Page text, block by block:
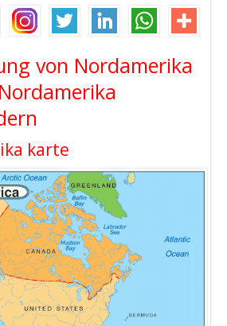
von Nordamerika
karte